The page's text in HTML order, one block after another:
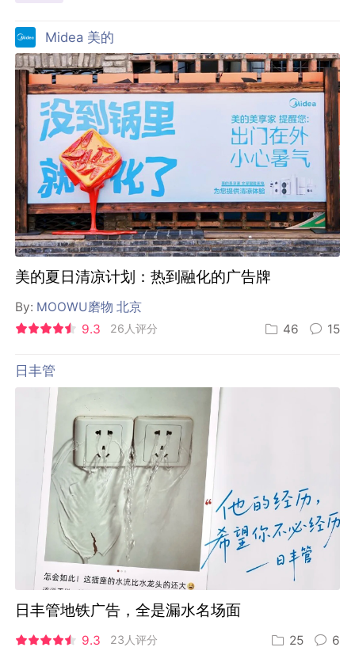
Midea 美的
美的夏日清凉计划：热到融化的广告牌
By: MOOWU磨物 北京
9.3
26人评分 46 15
日丰管
日丰管地铁广告，全是漏水名场面
9.3 23人评分 25 6